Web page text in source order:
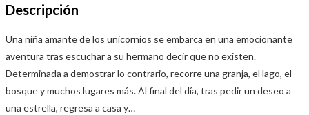
Descripción
Una niña amante de los unicornios se embarca en una emocionante
aventura tras escuchar a su hermano decir que no existen.
Determinada a demostrar lo contrario, recorre una granja, el lago, el
bosque y muchos lugares más. Al final del día, tras pedir un deseo a
una estrella, regresa a casa y…